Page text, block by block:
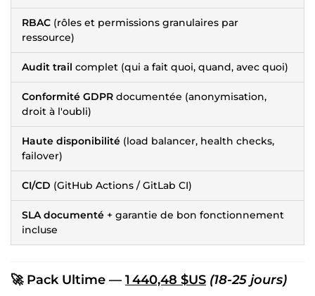
RBAC (rôles et permissions granulaires par
ressource)
Audit trail complet (qui a fait quoi, quand, avec quoi)
Conformité GDPR documentée (anonymisation,
droit à l'oubli)
Haute disponibilité (load balancer, health checks,
failover)
CI/CD (GitHub Actions / GitLab CI)
SLA documenté + garantie de bon fonctionnement
incluse
🚀 Pack Ultime — 1 440,48 $US (18-25 jours)